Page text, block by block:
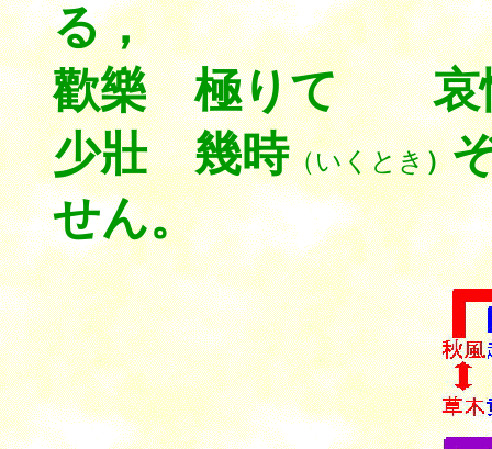
る，
歡樂 極りて 哀
少壯 幾時（いくとき）
せん。